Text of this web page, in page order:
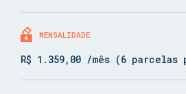
MENSALIDADE
R$ 1.359,00 /mês (6 parcelas